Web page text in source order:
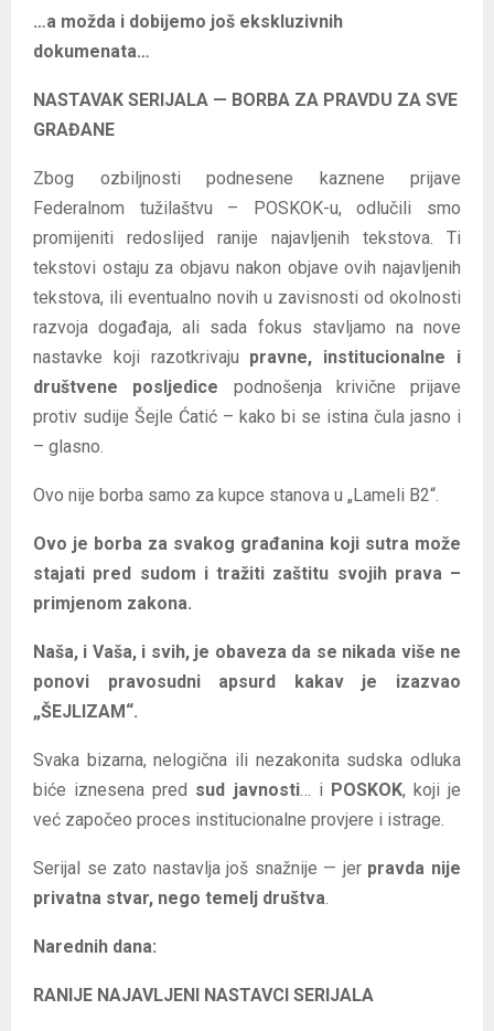
…a možda i dobijemo još ekskluzivnih
dokumenata…
NASTAVAK SERIJALA — BORBA ZA PRAVDU ZA SVE
GRAĐANE
Zbog ozbiljnosti podnesene kaznene prijave
Federalnom tužilaštvu – POSKOK-u, odlučili smo
promijeniti redoslijed ranije najavljenih tekstova. Ti
tekstovi ostaju za objavu nakon objave ovih najavljenih
tekstova, ili eventualno novih u zavisnosti od okolnosti
razvoja događaja, ali sada fokus stavljamo na nove
nastavke koji razotkrivaju pravne, institucionalne i
društvene posljedice podnošenja krivične prijave
protiv sudije Šejle Ćatić – kako bi se istina čula jasno i
– glasno.
Ovo nije borba samo za kupce stanova u „Lameli B2“.
Ovo je borba za svakog građanina koji sutra može
stajati pred sudom i tražiti zaštitu svojih prava –
primjenom zakona.
Naša, i Vaša, i svih, je obaveza da se nikada više ne
ponovi pravosudni apsurd kakav je izazvao
„ŠEJLIZAM“.
Svaka bizarna, nelogična ili nezakonita sudska odluka
biće iznesena pred sud javnosti… i POSKOK, koji je
već započeo proces institucionalne provjere i istrage.
Serijal se zato nastavlja još snažnije — jer pravda nije
privatna stvar, nego temelj društva
Narednih dana:
RANIJE NAJAVLJENI NASTAVCI SERIJALA